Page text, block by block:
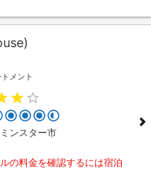
メント
ンスター市
の料金を確認するには宿泊